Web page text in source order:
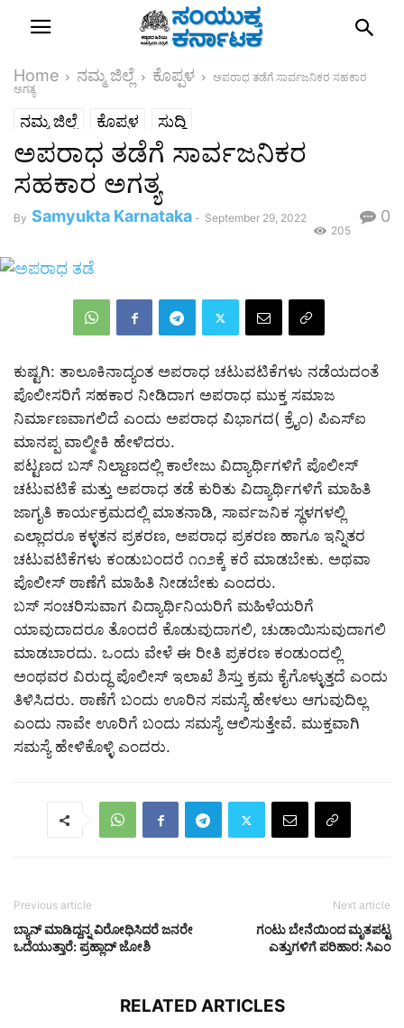
Home ನಮ್ಮ ಜಿಲ್ಲೆ ಕೊಪ್ಪಳ
ಅಪರಾಧ ತಡೆಗೆ ಸಾರ್ವಜನಿಕರ ಸಹಕಾರ
ಅಗತ್ಯ
ನಮ್ಮ ಜಿಲ್ಲೆ ಕೊಪ್ಪಳ ಸುದ್ದಿ
ಅಪರಾಧ ತಡೆಗೆ ಸಾರ್ವಜನಿಕರ
ಸಹಕಾರ ಅಗತ್ಯ
By Samyukta Karnataka - September 29, 2022 0
205
ಕುಷ್ಟಗಿ: ತಾಲೂಕಿನಾದ್ಯಂತ ಅಪರಾಧ ಚಟುವಟಿಕೆಗಳು ನಡೆಯದಂತೆ
ಪೊಲೀಸರಿಗೆ ಸಹಕಾರ ನೀಡಿದಾಗ ಅಪರಾಧ ಮುಕ್ತ ಸಮಾಜ
ನಿರ್ಮಾಣವಾಗಲಿದೆ ಎಂದು ಅಪರಾಧ ವಿಭಾಗದ( ಕ್ರೈಂ) ಪಿಎಸ್‌ಐ
ಮಾನಪ್ಪ ವಾಲ್ಮೀಕಿ ಹೇಳಿದರು.
ಪಟ್ಟಣದ ಬಸ್ ನಿಲ್ದಾಣದಲ್ಲಿ ಕಾಲೇಜು ವಿದ್ಯಾರ್ಥಿಗಳಿಗೆ ಪೊಲೀಸ್
ಚಟುವಟಿಕೆ ಮತ್ತು ಅಪರಾಧ ತಡೆ ಕುರಿತು ವಿದ್ಯಾರ್ಥಿಗಳಿಗೆ ಮಾಹಿತಿ
ಜಾಗೃತಿ ಕಾರ್ಯಕ್ರಮದಲ್ಲಿ ಮಾತನಾಡಿ, ಸಾರ್ವಜನಿಕ ಸ್ಥಳಗಳಲ್ಲಿ
ಎಲ್ಲಾದರೂ ಕಳ್ಳತನ ಪ್ರಕರಣ, ಅಪರಾಧ ಪ್ರಕರಣ ಹಾಗೂ ಇನ್ನಿತರ
ಚಟುವಟಿಕೆಗಳು ಕಂಡುಬಂದರೆ ೧೧೨ಕ್ಕೆ ಕರೆ ಮಾಡಬೇಕು. ಅಥವಾ
ಪೊಲೀಸ್ ಠಾಣೆಗೆ ಮಾಹಿತಿ ನೀಡಬೇಕು ಎಂದರು.
ಬಸ್ ಸಂಚರಿಸುವಾಗ ವಿದ್ಯಾರ್ಥಿನಿಯರಿಗೆ ಮಹಿಳೆಯರಿಗೆ
ಯಾವುದಾದರೂ ತೊಂದರೆ ಕೊಡುವುದಾಗಲಿ, ಚುಡಾಯಿಸುವುದಾಗಲಿ
ಮಾಡಬಾರದು. ಒಂದು ವೇಳೆ ಈ ರೀತಿ ಪ್ರಕರಣ ಕಂಡುಂದಲ್ಲಿ
ಅಂಥವರ ವಿರುದ್ಧ ಪೊಲೀಸ್ ಇಲಾಖೆ ಶಿಸ್ತು ಕ್ರಮ ಕೈಗೊಳ್ಳುತ್ತದೆ ಎಂದು
ತಿಳಿಸಿದರು. ಠಾಣೆಗೆ ಬಂದು ಊರಿನ ಸಮಸ್ಯೆ ಹೇಳಲು ಆಗುವುದಿಲ್ಲ
ಎಂದು ನಾವೇ ಊರಿಗೆ ಬಂದು ಸಮಸ್ಯೆ ಆಲಿಸುತ್ತೇವೆ. ಮುಕ್ತವಾಗಿ
ಸಮಸ್ಯೆ ಹೇಳಿಕೊಳ್ಳಿ ಎಂದರು.
Previous article
ಬ್ಯಾನ್‌ ಮಾಡಿದ್ದನ್ನ ವಿರೋಧಿಸಿದರೆ ಜನರೇ
ಒದೆಯುತ್ತಾರೆ: ಪ್ರಹ್ಲಾದ್‌ ಜೋಶಿ
Next article
ಗಂಟು ಬೇನೆಯಿಂದ ಮೃತಪಟ್ಟ
ಎತ್ತುಗಳಿಗೆ ಪರಿಹಾರ: ಸಿಎಂ
RELATED ARTICLES